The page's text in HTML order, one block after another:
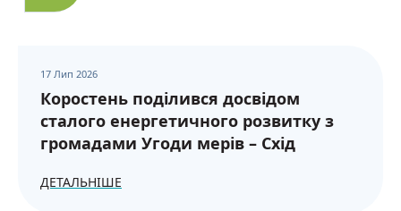
17 Лип 2026
Коростень поділився досвідом
сталого енергетичного розвитку з
громадами Угоди мерів – Схід
ДЕТАЛЬНІШЕ